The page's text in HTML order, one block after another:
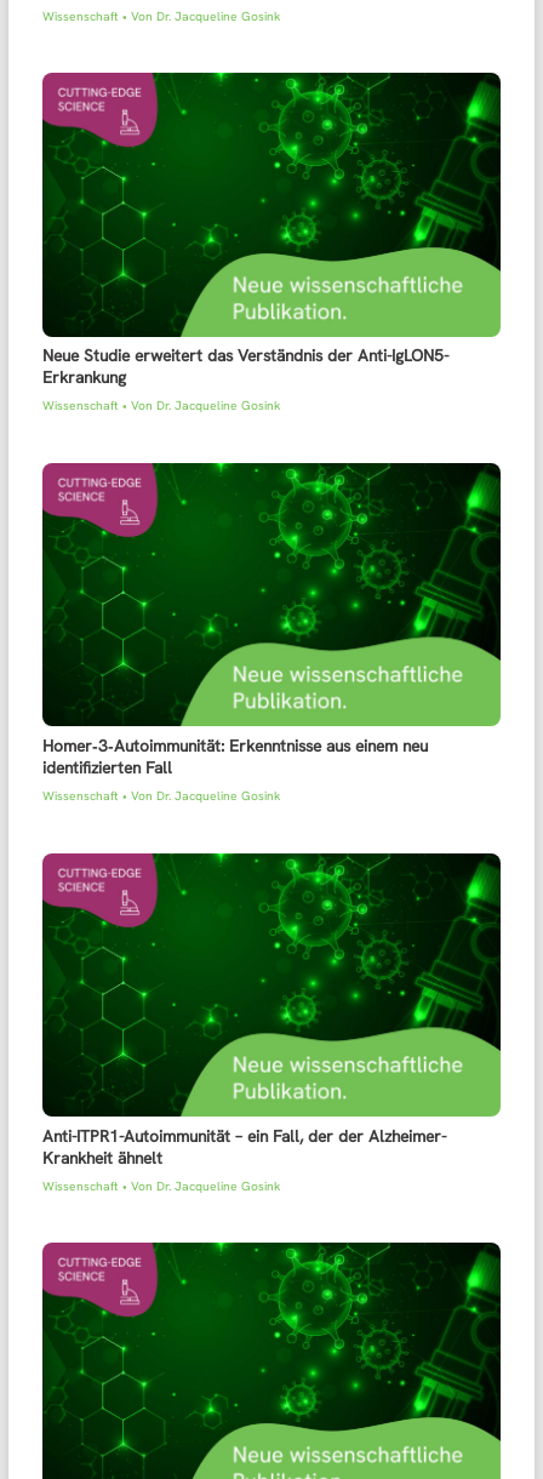
Wissenschaft • Von Dr. Jacqueline Gosink
Neue Studie erweitert das Verständnis der Anti-IgLON5-
Erkrankung
Wissenschaft• Von Dr. Jacqueline Gosink
Homer‑3‑Autoimmunität: Erkenntnisse aus einem neu
identifizierten Fall
Wissenschaft• Von Dr. Jacqueline Gosink
Anti-ITPR1-Autoimmunität – ein Fall, der der Alzheimer-
Krankheit ähnelt
Wissenschaft• Von Dr. Jacqueline Gosink